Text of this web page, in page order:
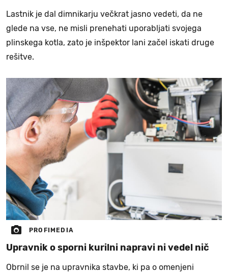
Lastnik je dal dimnikarju večkrat jasno vedeti, da ne
glede na vse, ne misli prenehati uporabljati svojega
plinskega kotla, zato je inšpektor lani začel iskati druge
rešitve.
PROFIMEDIA
Upravnik o sporni kurilni napravi ni vedel nič
Obrnil se je na upravnika stavbe, ki pa o omenjeni